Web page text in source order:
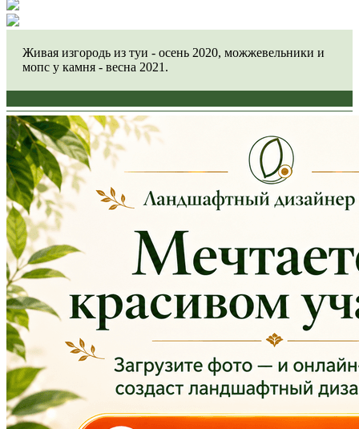
Живая изгородь из туи - осень 2020, можжевельники и
мопс у камня - весна 2021.